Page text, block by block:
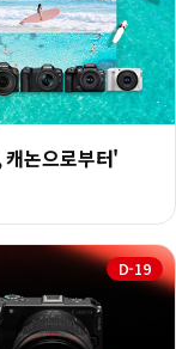
논으로부터'
D-19